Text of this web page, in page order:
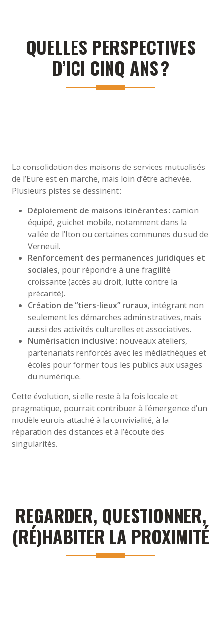
QUELLES PERSPECTIVES
D’ICI CINQ ANS ?
La consolidation des maisons de services mutualisés
de l’Eure est en marche, mais loin d’être achevée.
Plusieurs pistes se dessinent :
Déploiement de maisons itinérantes: camion
équipé, guichet mobile, notamment dans la
vallée de l’Iton ou certaines communes du sud de
Verneuil.
Renforcement des permanences juridiques et
sociales, pour répondre à une fragilité
croissante (accès au droit, lutte contre la
précarité).
Création de “tiers-lieux” ruraux, intégrant non
seulement les démarches administratives, mais
aussi des activités culturelles et associatives.
Numérisation inclusive: nouveaux ateliers,
partenariats renforcés avec les médiathèques et
écoles pour former tous les publics aux usages
du numérique.
Cette évolution, si elle reste à la fois locale et
pragmatique, pourrait contribuer à l’émergence d’un
modèle eurois attaché à la convivialité, à la
réparation des distances et à l’écoute des
singularités.
REGARDER, QUESTIONNER,
(RÉ)HABITER LA PROXIMITÉ